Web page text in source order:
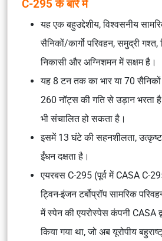
C-295 के बारे में
यह एक बहुउद्देशीय, विश्वसनीय
सैनिकों/कार्गो परिवहन, समुद्री गश्त,
निकासी और अग्निशमन में सक्षम है।
यह 8 टन तक का भार या 70
260 नॉट्स की गति से उड़ान भरता
भी संचालित हो सकता है।
इसमें 13 घंटे की सहनशीलता,
ईंधन दक्षता है।
एयरबस C-295 (पूर्व में CASA C-
ट्विन-इंजन टर्बोप्रॉप सामरिक
में स्पेन की एयरोस्पेस कंपनी CASA
किया गया था, जो अब यूरोपीय